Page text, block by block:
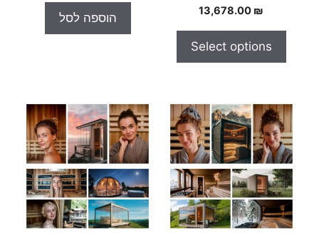
0
o
o
5
13,678.00 ₪
Select options
o
5
היה:
300.00 ₪.
הוספה לסל